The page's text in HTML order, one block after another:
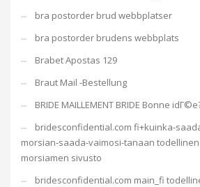
bra postorder brud webbplatser
bra postorder brudens webbplats
Brabet Apostas 129
Braut Mail -Bestellung
BRIDE MAILLEMENT BRIDE Bonne
bridesconfidential.com fi+kuinka-
morsian-saada-vaimosi-tanaan
morsiamen sivusto
bridesconfidential.com main_fi